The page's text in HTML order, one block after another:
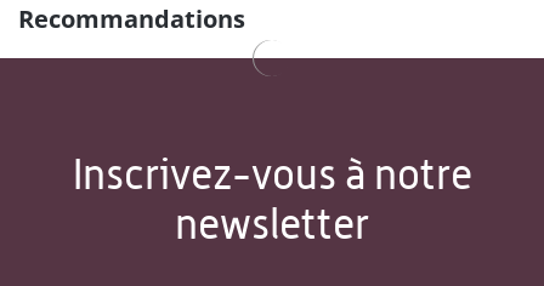
Recommandations
Inscrivez-vous à notre
newsletter